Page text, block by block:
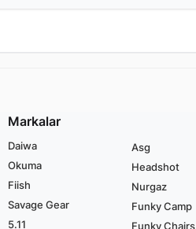
Markalar
Daiwa
Okuma
Fiish
Savage Gear
5.11
Asg
Headshot
Nurgaz
Funky Camp
Funky Chairs